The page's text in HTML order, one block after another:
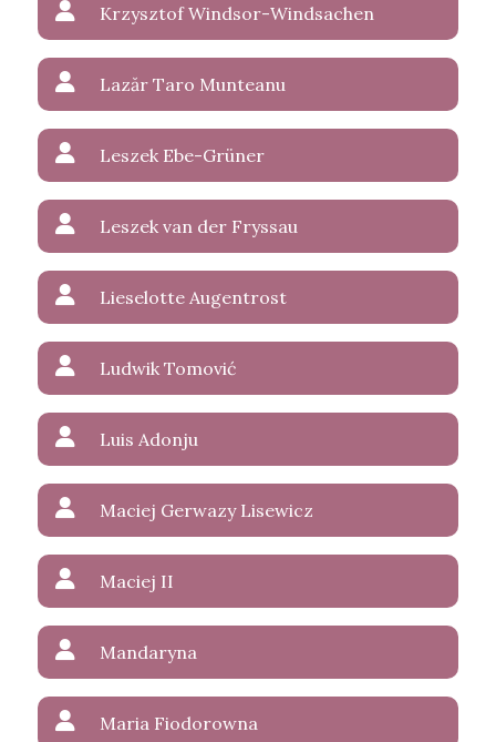
Krzysztof Windsor-Windsachen
Lazăr Taro Munteanu
Leszek Ebe-Grüner
Leszek van der Fryssau
Lieselotte Augentrost
Ludwik Tomović
Luis Adonju
Maciej Gerwazy Lisewicz
Maciej II
Mandaryna
Maria Fiodorowna